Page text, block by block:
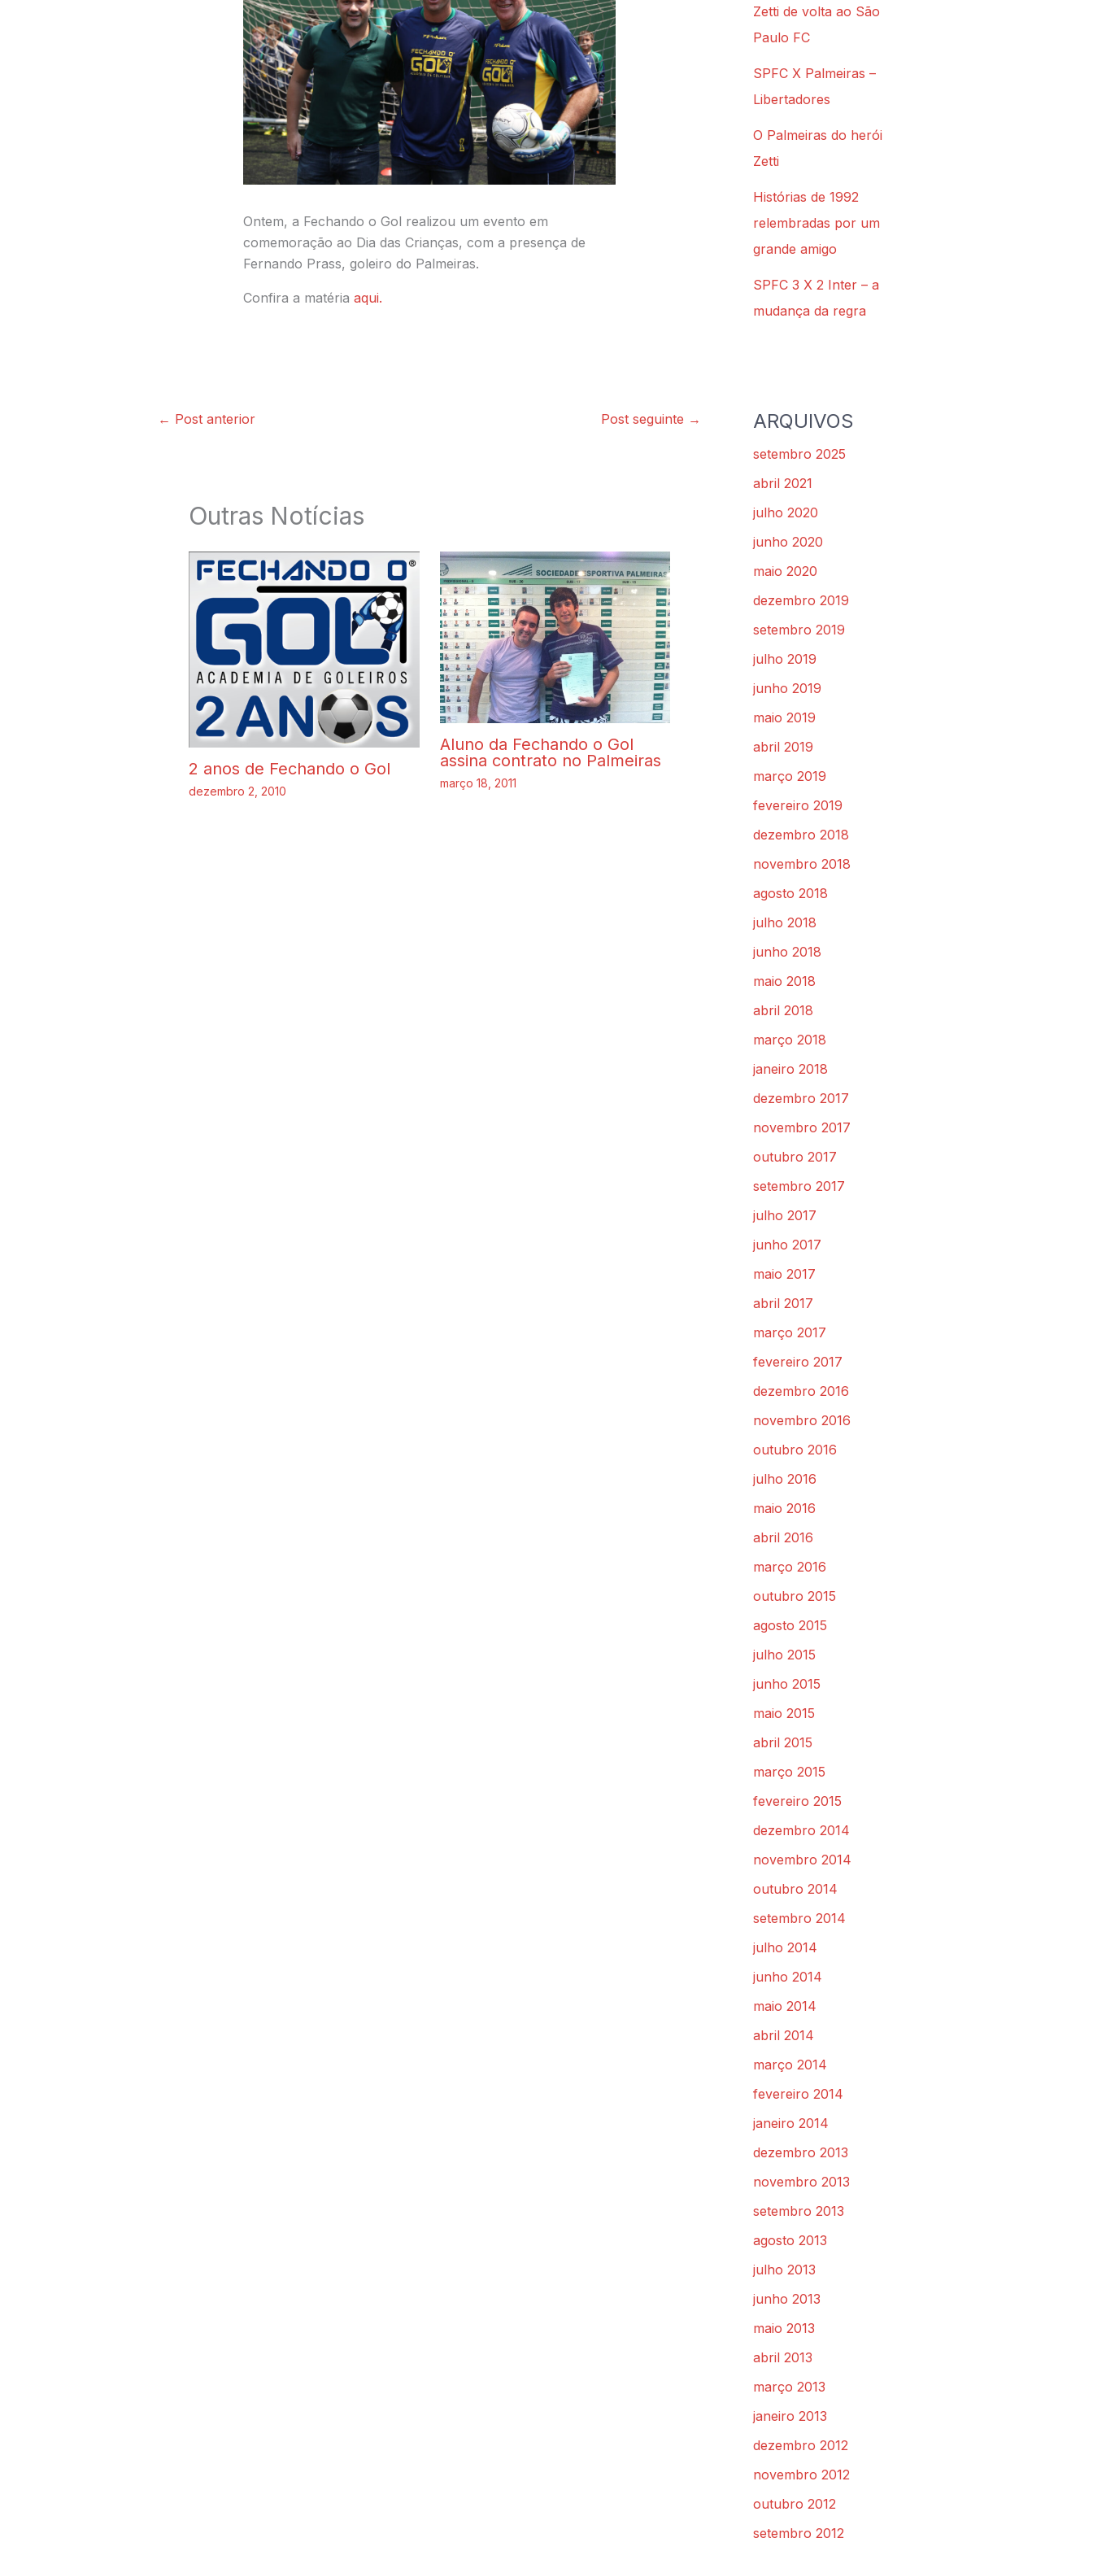
Ontem, a Fechando o Gol realizou um evento em
comemoração ao Dia das Crianças, com a presença de
Fernando Prass, goleiro do Palmeiras.
Confira a matéria aqui.
← Post anterior Post seguinte →
Outras Notícias
2 anos de Fechando o Gol
dezembro 2, 2010
Aluno da Fechando o Gol
assina contrato no Palmeiras
março 18, 2011
Zetti de volta ao São
Paulo FC
SPFC X Palmeiras –
Libertadores
O Palmeiras do herói
Zetti
Histórias de 1992
relembradas por um
grande amigo
SPFC 3 X 2 Inter – a
mudança da regra
ARQUIVOS
setembro 2025
abril 2021
julho 2020
junho 2020
maio 2020
dezembro 2019
setembro 2019
julho 2019
junho 2019
maio 2019
abril 2019
março 2019
fevereiro 2019
dezembro 2018
novembro 2018
agosto 2018
julho 2018
junho 2018
maio 2018
abril 2018
março 2018
janeiro 2018
dezembro 2017
novembro 2017
outubro 2017
setembro 2017
julho 2017
junho 2017
maio 2017
abril 2017
março 2017
fevereiro 2017
dezembro 2016
novembro 2016
outubro 2016
julho 2016
maio 2016
abril 2016
março 2016
outubro 2015
agosto 2015
julho 2015
junho 2015
maio 2015
abril 2015
março 2015
fevereiro 2015
dezembro 2014
novembro 2014
outubro 2014
setembro 2014
julho 2014
junho 2014
maio 2014
abril 2014
março 2014
fevereiro 2014
janeiro 2014
dezembro 2013
novembro 2013
setembro 2013
agosto 2013
julho 2013
junho 2013
maio 2013
abril 2013
março 2013
janeiro 2013
dezembro 2012
novembro 2012
outubro 2012
setembro 2012